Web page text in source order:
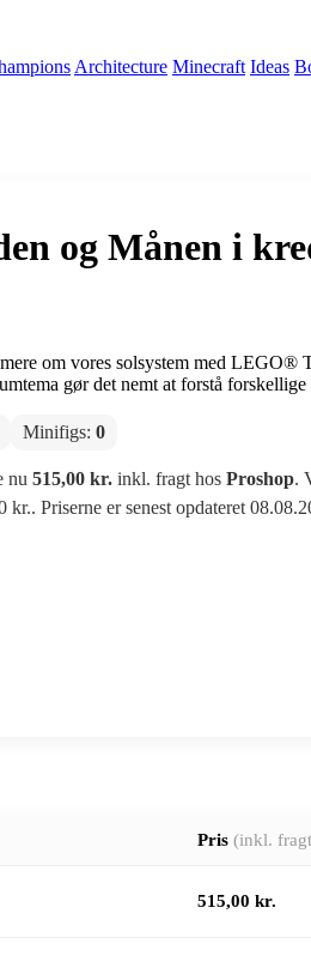
Architecture Minecraft Ideas
og Månen i
om vores solsystem med LEGO®
gør det nemt at forstå forskellige
Minifigs: 0
nu 515,00 kr.inkl. fragt hos Proshop.
Priserne er senest opdateret
Pris (inkl.
515,00 kr.